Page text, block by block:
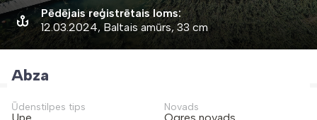
Pēdējais reģistrētais loms:
12.03.2024, Baltais amūrs, 33 cm
Abza
Ūdenstilpes tips Novads